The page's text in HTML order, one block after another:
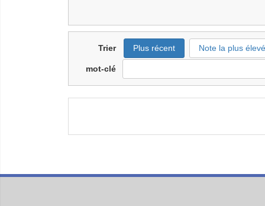
Trier Plus récent Note la plus
mot-clé